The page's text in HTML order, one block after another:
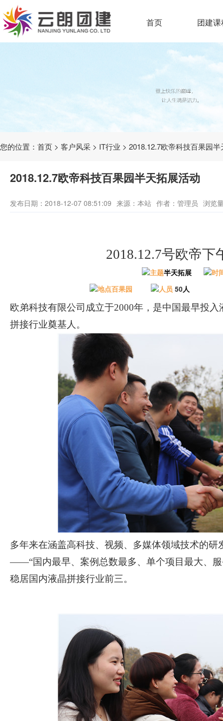
首页 团建
您的位置： 首页 > 客户风采 > IT行业 > 2018.12.7欧帝科技百果园
2018.12.7欧帝科技百果园半天拓展活动
发布日期：2018-12-07 08:51:09 来源：本站 作者：管理员 浏览
2018.12.7号欧帝下
主题半天拓展
时
地点百果园
人员 50人
欧弟科技有限公司成立于2000年，是中国最早投
拼接行业奠基人。
多年来在涵盖高科技、视频、多媒体领域技术的研
——“国内最早、案例总数最多、单个项目最大、
稳居国内液晶拼接行业前三。